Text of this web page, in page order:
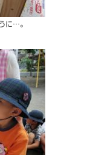
に…。